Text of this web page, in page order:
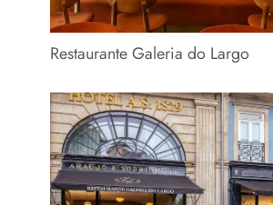
Restaurante Galeria do Largo